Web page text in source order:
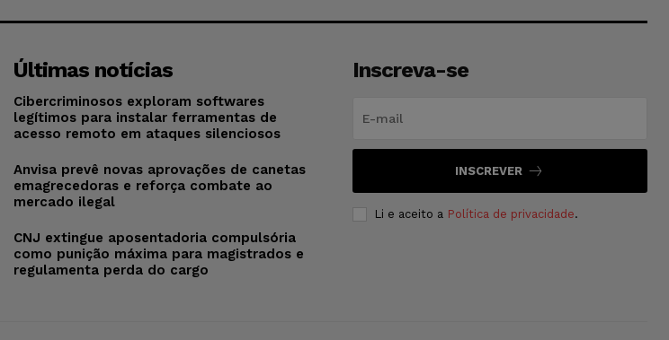
Últimas notícias
Cibercriminosos exploram softwares
legítimos para instalar ferramentas de
acesso remoto em ataques silenciosos
Anvisa prevê novas aprovações de canetas
emagrecedoras e reforça combate ao
mercado ilegal
CNJ extingue aposentadoria compulsória
como punição máxima para magistrados e
regulamenta perda do cargo
Inscreva-se
INSCREVER
Li e aceito a Política de privacidade.